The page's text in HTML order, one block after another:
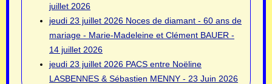
juillet 2026
jeudi 23 juillet 2026 Noces de diamant - 60 ans de
mariage - Marie-Madeleine et Clément BAUER -
14 juillet 2026
jeudi 23 juillet 2026 PACS entre Noëline
LASBENNES & Sébastien MENNY - 23 Juin 2026